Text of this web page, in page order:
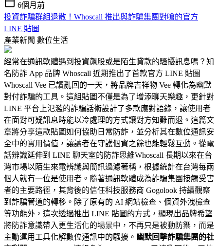
6個月前
投資詐騙群組退散！Whoscall 推出與詐騙集團對嗆的官方
LINE 貼圖
產業新聞 數位生活
經常在通訊軟體遇到投資飆股或是陌生貸款的騷擾訊息嗎？知
名防詐 App 品牌 Whoscall 近期推出了首款官方 LINE 貼圖
Whoscall Vee 已讀亂回的一天，將品牌吉祥物 Vee 轉化為幽默
對付詐騙的工具。這組貼圖不僅是為了增添聊天樂趣，更針對
LINE 平台上氾濫的詐騙話術設計了多款應對語錄，讓使用者
在面對可疑訊息時能以冷處理的方式讓對方知難而退。這篇文
章將分享這款貼圖如何協助日常防詐，並分析其在數位通訊安
全中的實用價值，讓讀者在守護個資之餘也能輕鬆互動。從電
話辨識延伸到 LINE 聊天室的防詐思維Whoscall 長期以來在台
灣市場以陌生來電辨識與簡訊過濾著稱，根據統計在台灣每兩
個人就有一位是使用者。隨著通訊軟體成為詐騙集團接觸受害
者的主要路徑，其背後的信任科技服務商 Gogolook 持續觀察
到詐騙管道的轉移。除了原有的 AI 網站檢查、個資外洩檢查
等功能外，這次透過推出 LINE 貼圖的方式，顯現出品牌希望
將防詐意識帶入更生活化的場景中，不再只是被動防禦，而是
主動運用工具化解數位通訊中的騷擾。 幽默回擊詐騙集團的社